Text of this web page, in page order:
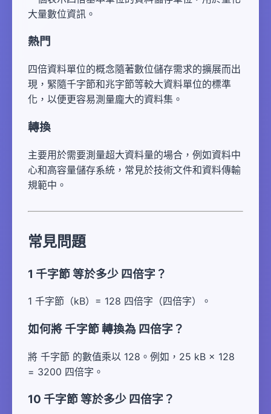
大量數位資訊。
熱門
四倍資料單位的概念隨著數位儲存需求的擴展而出
現，緊隨千字節和兆字節等較大資料單位的標準
化，以便更容易測量龐大的資料集。
轉換
主要用於需要測量超大資料量的場合，例如資料中
心和高容量儲存系統，常見於技術文件和資料傳輸
規範中。
常見問題
1 千字節 等於多少 四倍字？
1 千字節（kB）= 128 四倍字（四倍字）。
如何將 千字節 轉換為 四倍字？
將 千字節 的數值乘以 128。例如，25 kB × 128
= 3200 四倍字。
10 千字節 等於多少 四倍字？